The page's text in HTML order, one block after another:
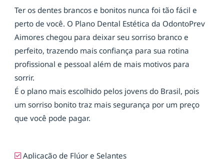
Ter os dentes brancos e bonitos nunca foi tão fácil e
perto de você. O Plano Dental Estética da OdontoPrev
Aimores chegou para deixar seu sorriso branco e
perfeito, trazendo mais confiança para sua rotina
profissional e pessoal além de mais motivos para
sorrir.
É o plano mais escolhido pelos jovens do Brasil, pois
um sorriso bonito traz mais segurança por um preço
que você pode pagar.
Aplicação de Flúor e Selantes